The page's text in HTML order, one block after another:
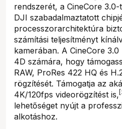
rendszerét, a CineCore
DJI szabadalmaztatott
processzorarchitektúra
számítási teljesítményt
kamerában. A CineCore
4D számára, hogy
RAW, ProRes 422 HQ és
rögzítését. Támogatja az
4K/120fps videorögzítést is,
lehetőséget nyújt a
alkotáshoz.